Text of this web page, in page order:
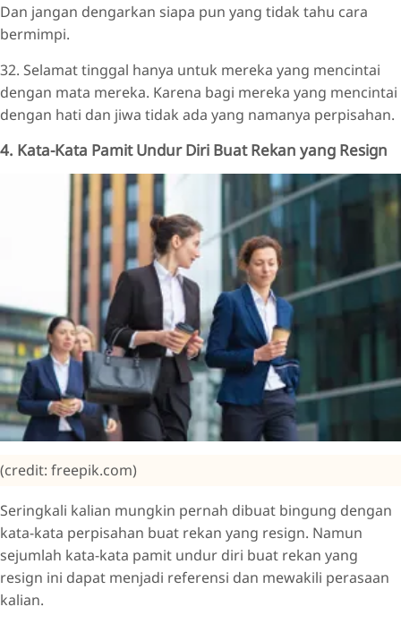
Dan jangan dengarkan siapa pun yang tidak tahu cara
bermimpi.
32. Selamat tinggal hanya untuk mereka yang mencintai
dengan mata mereka. Karena bagi mereka yang mencintai
dengan hati dan jiwa tidak ada yang namanya perpisahan.
4. Kata-Kata Pamit Undur Diri Buat Rekan yang Resign
(credit: freepik.com)
Seringkali kalian mungkin pernah dibuat bingung dengan
kata-kata perpisahan buat rekan yang resign. Namun
sejumlah kata-kata pamit undur diri buat rekan yang
resign ini dapat menjadi referensi dan mewakili perasaan
kalian.